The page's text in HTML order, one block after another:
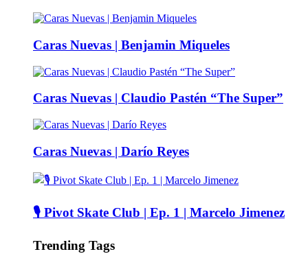
Caras Nuevas | Benjamin Miqueles
Caras Nuevas | Claudio Pastén “The Super”
Caras Nuevas | Darío Reyes
🎙️ Pivot Skate Club | Ep. 1 | Marcelo Jimenez
Trending Tags